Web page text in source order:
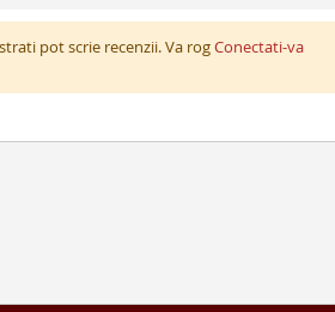
pot scrie recenzii. Va rogConectati-va